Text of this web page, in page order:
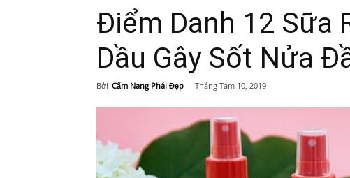
Điểm Danh 12 Sữa
Dầu Gây Sốt Nửa
Bởi Cẩm Nang Phái Đẹp - Tháng Tám 10, 2019